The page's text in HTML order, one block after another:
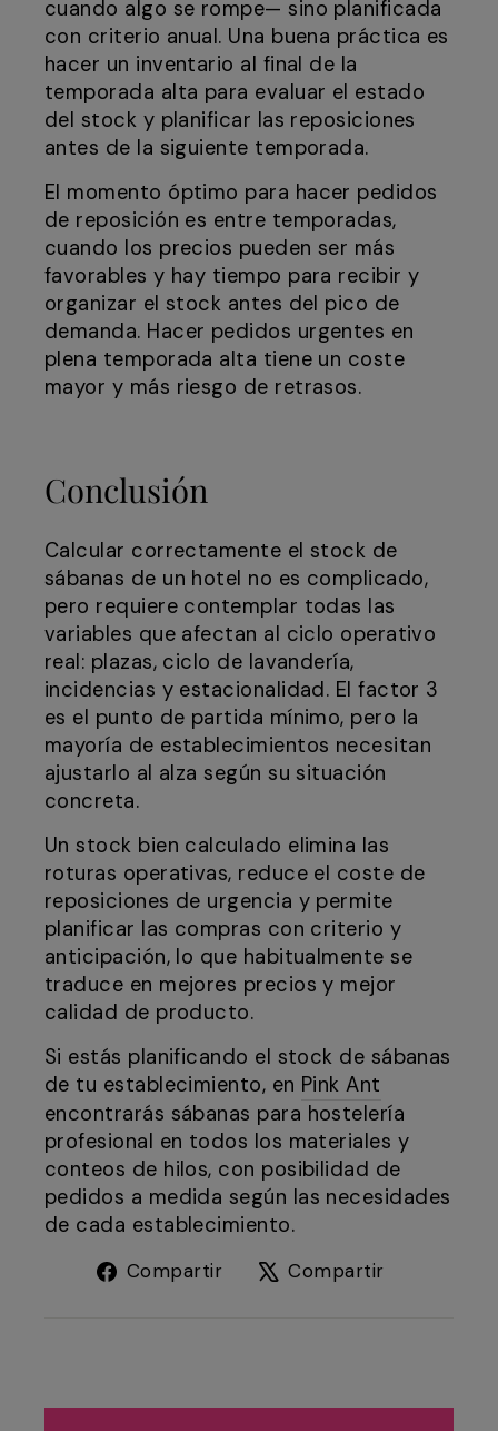
cuando algo se rompe— sino planificada
con criterio anual. Una buena práctica es
hacer un inventario al final de la
temporada alta para evaluar el estado
del stock y planificar las reposiciones
antes de la siguiente temporada.
El momento óptimo para hacer pedidos
de reposición es entre temporadas,
cuando los precios pueden ser más
favorables y hay tiempo para recibir y
organizar el stock antes del pico de
demanda. Hacer pedidos urgentes en
plena temporada alta tiene un coste
mayor y más riesgo de retrasos.
Conclusión
Calcular correctamente el stock de
sábanas de un hotel no es complicado,
pero requiere contemplar todas las
variables que afectan al ciclo operativo
real: plazas, ciclo de lavandería,
incidencias y estacionalidad. El factor 3
es el punto de partida mínimo, pero la
mayoría de establecimientos necesitan
ajustarlo al alza según su situación
concreta.
Un stock bien calculado elimina las
roturas operativas, reduce el coste de
reposiciones de urgencia y permite
planificar las compras con criterio y
anticipación, lo que habitualmente se
traduce en mejores precios y mejor
calidad de producto.
Si estás planificando el stock de sábanas
de tu establecimiento, en Pink Ant
encontrarás sábanas para hostelería
profesional en todos los materiales y
conteos de hilos, con posibilidad de
pedidos a medida según las necesidades
de cada establecimiento.
Compartir
Compartir
Compartir